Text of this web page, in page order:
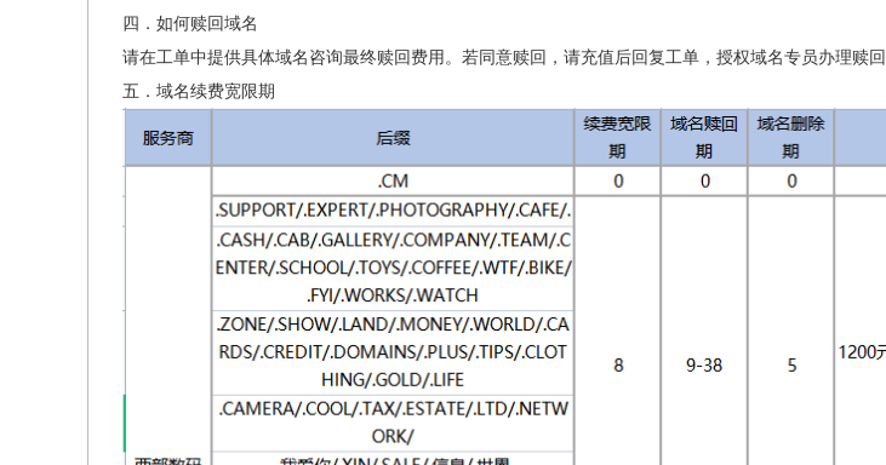
四．如何赎回域名
请在工单中提供具体域名咨询最终赎回费用。若同意赎回，请充值后回复工单，授权域名专员办理赎
五．域名续费宽限期